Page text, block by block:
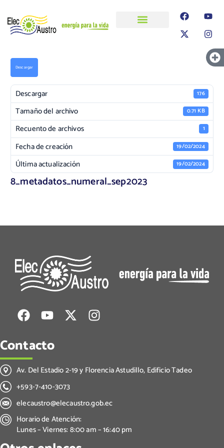
Descargar
Descargar 176
Tamaño del archivo 0.71 KB
Recuento de archivos 1
Fecha de creación 19/02/2024
Última actualización 19/02/2024
8_metadatos_numeral_sep2023
Contacto
Av. Del Estadio 2-19 y Florencia Astudillo, Edificio Tadeo
+593-7-410-3073
elecaustro@elecaustro.gob.ec
Horario de Atención:
Lunes – Viernes: 8:00 am – 16:40 pm